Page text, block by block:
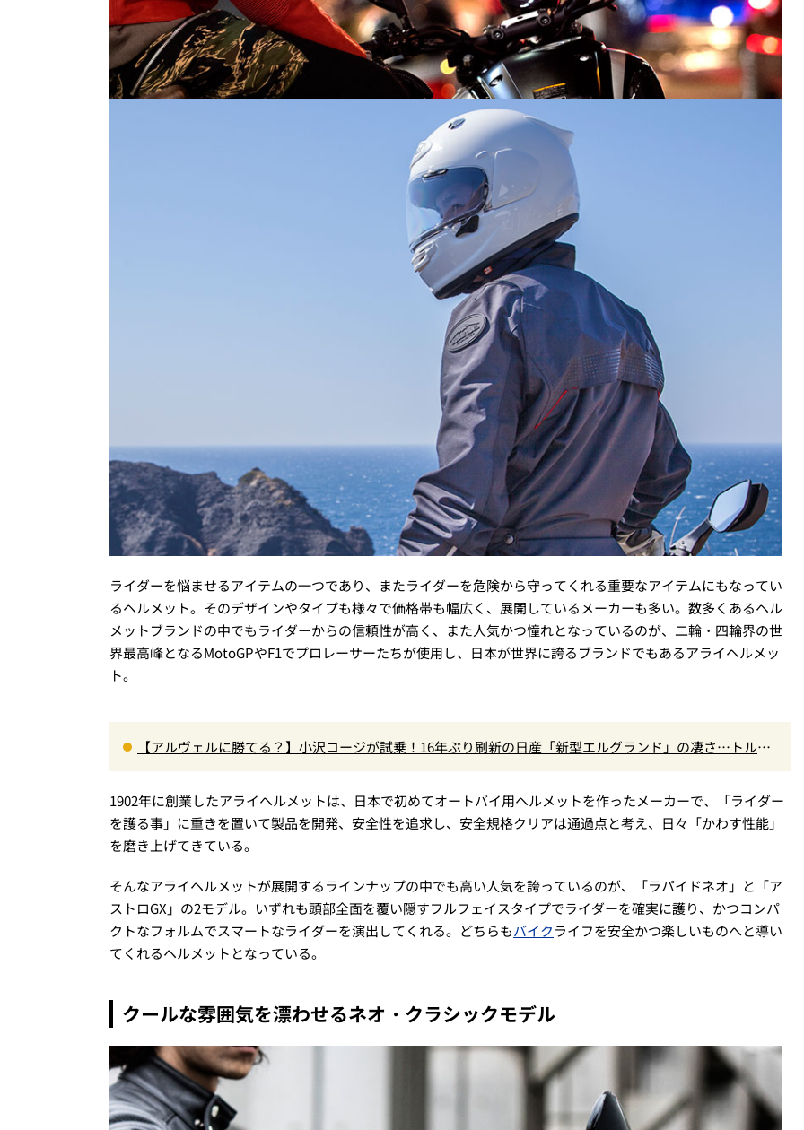
ライダーを悩ませるアイテムの一つであり、またライダーを危険から守ってくれる重要なアイテムにもなってい
るヘルメット。そのデザインやタイプも様々で価格帯も幅広く、展開しているメーカーも多い。数多くあるヘル
メットブランドの中でもライダーからの信頼性が高く、また人気かつ憧れとなっているのが、二輪・四輪界の世
界最高峰となるMotoGPやF1でプロレーサーたちが使用し、日本が世界に誇るブランドでもあるアライヘルメッ
ト。
【アルヴェルに勝てる？】小沢コージが試乗！16年ぶり刷新の日産「新型エルグランド」の凄さ…トルク5
1902年に創業したアライヘルメットは、日本で初めてオートバイ用ヘルメットを作ったメーカーで、「ライダー
を護る事」に重きを置いて製品を開発、安全性を追求し、安全規格クリアは通過点と考え、日々「かわす性能」
を磨き上げてきている。
そんなアライヘルメットが展開するラインナップの中でも高い人気を誇っているのが、「ラパイドネオ」と「ア
ストロGX」の2モデル。いずれも頭部全面を覆い隠すフルフェイスタイプでライダーを確実に護り、かつコンパ
クトなフォルムでスマートなライダーを演出してくれる。どちらもバイクライフを安全かつ楽しいものへと導い
てくれるヘルメットとなっている。
クールな雰囲気を漂わせるネオ・クラシックモデル